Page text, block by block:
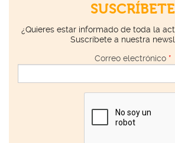
SUSCRÍBETE
¿Quieres estar informado de toda la
Suscríbete a nuestra
Correo electrónico *